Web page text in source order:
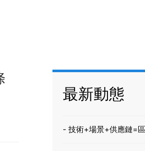
最新動態
- 技術+場景+供應鏈=